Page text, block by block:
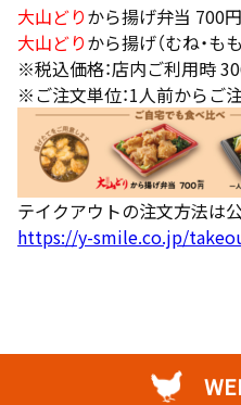
大山どりから揚げ弁当 700円
大山どりから揚げ（むね・も
※税込価格：店内ご利用時
※ご注文単位：1人前からご
テイクアウトの注文方法は
https://y-smile.co.jp/